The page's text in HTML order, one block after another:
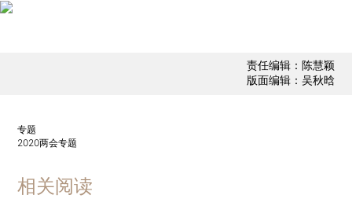
责任编辑：陈慧颖
版面编辑：吴秋晗
专题
2020两会专题
相关阅读